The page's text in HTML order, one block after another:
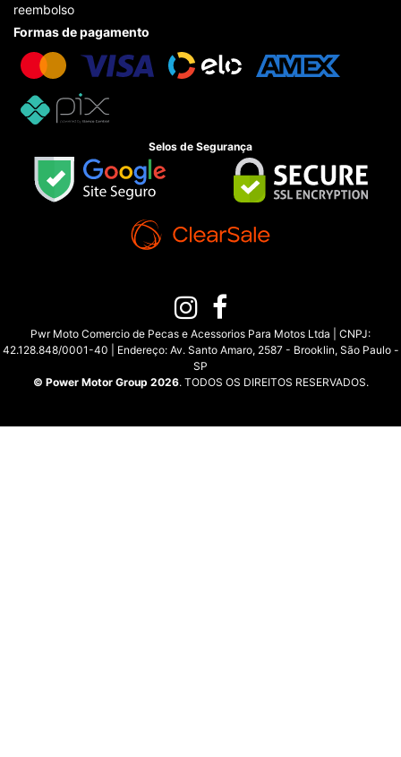
reembolso
Formas de pagamento
Selos de Segurança
Pwr Moto Comercio de Pecas e Acessorios Para Motos Ltda | CNPJ:
42.128.848/0001-40 | Endereço: Av. Santo Amaro, 2587 - Brooklin, São Paulo -
SP
© Power Motor Group 2026. TODOS OS DIREITOS RESERVADOS.